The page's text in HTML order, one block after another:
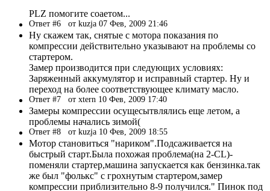
PLZ помогите соаетом...
Ответ #6 от kuzja 07 Фев, 2009 21:46
Ну скажем так, снятые с мотора показания по
компрессии действительно указывают на проблемы со
стартером.
Замер производится при следующих условиях:
Заряженный аккумулятор и исправный стартер. Ну и
переход на более соответствующее климату масло.
Ответ #7 от xtern 10 Фев, 2009 17:40
Замеры компрессии осущесытвлялись еще летом, а
проблемы начались зимой(
Ответ #8 от kuzja 10 Фев, 2009 18:55
Мотор становиться "нариком".Подсаживается на
быстрый старт.Была похожая проблема(на 2-CL)-
поменяли стартер,машина запускается как бензинка.так
же был "фолькс" с грохнутым стартером,замер
компрессии приблизительно 8-9 получился." Пинок под